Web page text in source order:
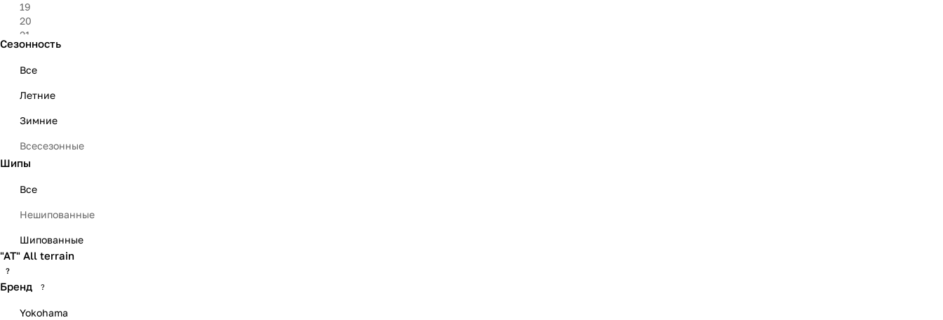
19
20
21
22
Сезонность
Все
Летние
Зимние
Всесезонные
Шипы
Все
Нешипованные
Шипованные
"АТ" All terrain
?
Бренд ?
Yokohama